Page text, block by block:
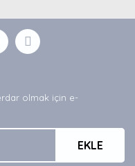
ederiz.
olmak için e-
EKLE